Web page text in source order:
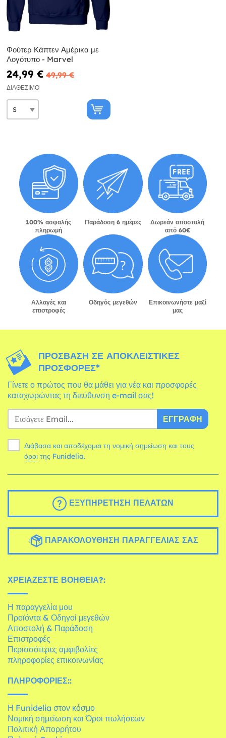
Φούτερ Κάπτεν Αμέρικα με
Λογότυπο - Marvel
24,99 € 49,99 €
ΔΙΑΘΈΣΙΜΟ
100% ασφαλής
πληρωμή
Παράδοση 6 ημέρες
Δωρεάν αποστολή
από 60€
Αλλαγές και
επιστροφές
Οδηγός μεγεθών
Επικοινωνήστε μαζί
μας
ΠΡΌΣΒΑΣΗ ΣΕ ΑΠΟΚΛΕΙΣΤΙΚΈΣ
ΠΡΟΣΦΟΡΈΣ*
Γίνετε ο πρώτος που θα μάθει για νέα και προσφορές
καταχωρώντας τη διεύθυνση e-mail σας!
ΕΓΓΡΑΦΉ
Διάβασα και αποδέχομαι τη νομική σημείωση και τους
όροι της Funidelia.
ΕΞΥΠΗΡΈΤΗΣΗ ΠΕΛΑΤΏΝ
ΠΑΡΑΚΟΛΟΎΘΗΣΗ ΠΑΡΑΓΓΕΛΊΑΣ ΣΑΣ
ΧΡΕΙΆΖΕΣΤΕ ΒΟΉΘΕΙΑ?:
Η παραγγελία μου
Προϊόντα & Οδηγοί μεγεθών
Αποστολή & Παράδοση
Επιστροφές
Περισσότερες αμφιβολίες
πληροφορίες επικοινωνίας
ΠΛΗΡΟΦΟΡΊΕΣ::
Η Funidelia στον κόσμο
Νομική σημείωση και Όροι πωλήσεων
Πολιτική Απορρήτου